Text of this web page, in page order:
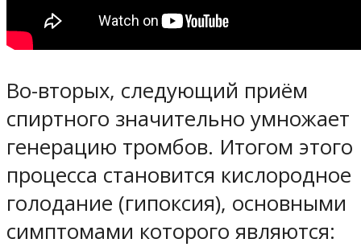
Во-вторых, следующий приём
спиртного значительно умножает
генерацию тромбов. Итогом этого
процесса становится кислородное
голодание (гипоксия), основными
симптомами которого являются: